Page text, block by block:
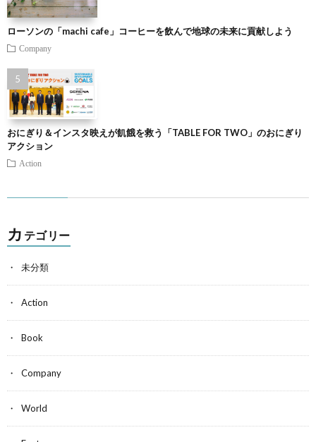
ローソンの「machi cafe」コーヒーを飲んで地球の未来に貢献しよう
Company
おにぎり＆インスタ映えが飢餓を救う「TABLE FOR TWO」のおにぎり
アクション
Action
カ テゴリー
未分類
Action
Book
Company
World